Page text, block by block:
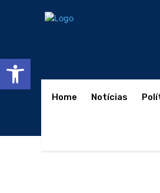
Home Notícias
Abrir a barra de ferramentas